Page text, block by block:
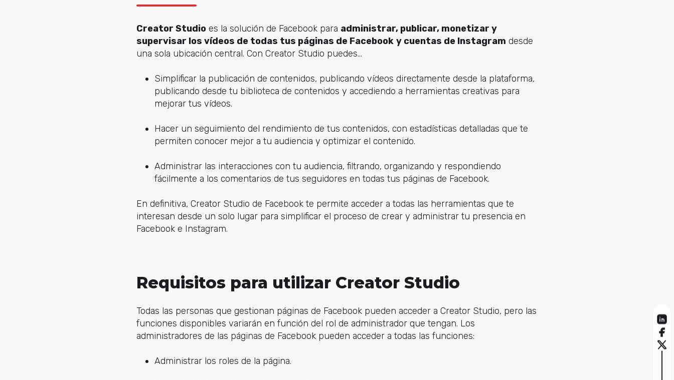
Creator Studio es la solución de Facebook para administrar, publicar, monetizar y
supervisar los vídeos de todas tus páginas de Facebook y cuentas de Instagram desde
una sola ubicación central. Con Creator Studio puedes...
Simplificar la publicación de contenidos, publicando vídeos directamente desde la plataforma,
publicando desde tu biblioteca de contenidos y accediendo a herramientas creativas para
mejorar tus vídeos.
Hacer un seguimiento del rendimiento de tus contenidos, con estadísticas detalladas que te
permiten conocer mejor a tu audiencia y optimizar el contenido.
Administrar las interacciones con tu audiencia, filtrando, organizando y respondiendo
fácilmente a los comentarios de tus seguidores en todas tus páginas de Facebook.
En definitiva, Creator Studio de Facebook te permite acceder a todas las herramientas que te
interesan desde un solo lugar para simplificar el proceso de crear y administrar tu presencia en
Facebook e Instagram.
Requisitos para utilizar Creator Studio
Todas las personas que gestionan páginas de Facebook pueden acceder a Creator Studio, pero las
funciones disponibles variarán en función del rol de administrador que tengan. Los
administradores de las páginas de Facebook pueden acceder a todas las funciones:
Administrar los roles de la página.